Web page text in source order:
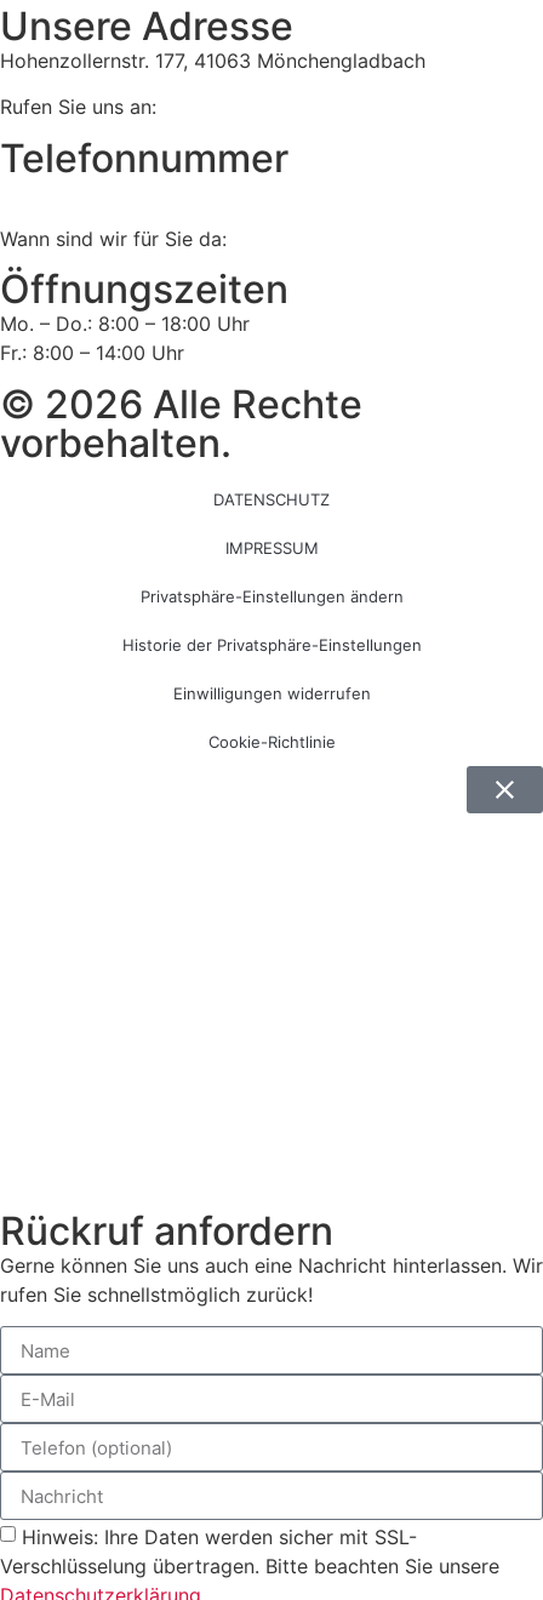
Unsere Adresse
Hohenzollernstr. 177, 41063 Mönchengladbach
Rufen Sie uns an:
Telefonnummer
Wann sind wir für Sie da:
Öffnungszeiten
Mo. – Do.: 8:00 – 18:00 Uhr
Fr.: 8:00 – 14:00 Uhr
© 2026 Alle Rechte
vorbehalten.
DATENSCHUTZ
IMPRESSUM
Privatsphäre-Einstellungen ändern
Historie der Privatsphäre-Einstellungen
Einwilligungen widerrufen
Cookie-Richtlinie
Rückruf anfordern
Gerne können Sie uns auch eine Nachricht hinterlassen. Wir
rufen Sie schnellstmöglich zurück!
Hinweis: Ihre Daten werden sicher mit SSL-
Verschlüsselung übertragen. Bitte beachten Sie unsere
Datenschutzerklärung